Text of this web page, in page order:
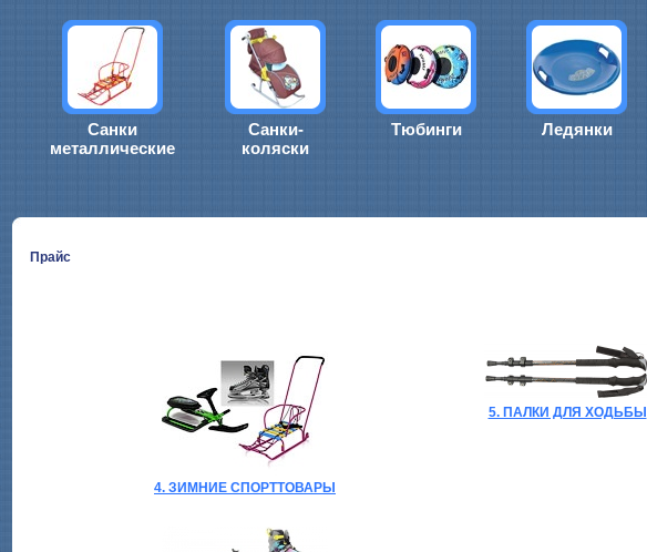
Санки
металлические
Санки-
коляски
Тюбинги Ледянки
Прайс
4. ЗИМНИЕ СПОРТТОВАРЫ
5. ПАЛКИ ДЛЯ ХОДЬБЫ